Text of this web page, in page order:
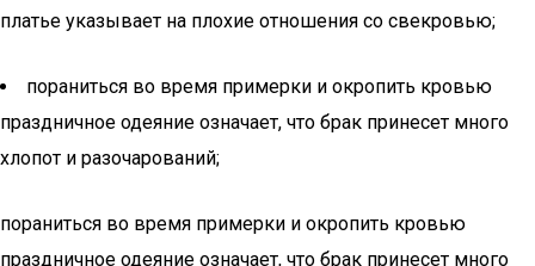
платье указывает на плохие отношения со свекровью;
пораниться во время примерки и окропить кровью
праздничное одеяние означает, что брак принесет много
хлопот и разочарований;
пораниться во время примерки и окропить кровью
праздничное одеяние означает, что брак принесет много